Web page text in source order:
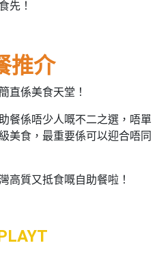
先！
推介
直係美食天堂！
餐係唔少人嘅不二之選，唔單
美食，最重要係可以迎合唔同
高質又抵食嘅自助餐啦！